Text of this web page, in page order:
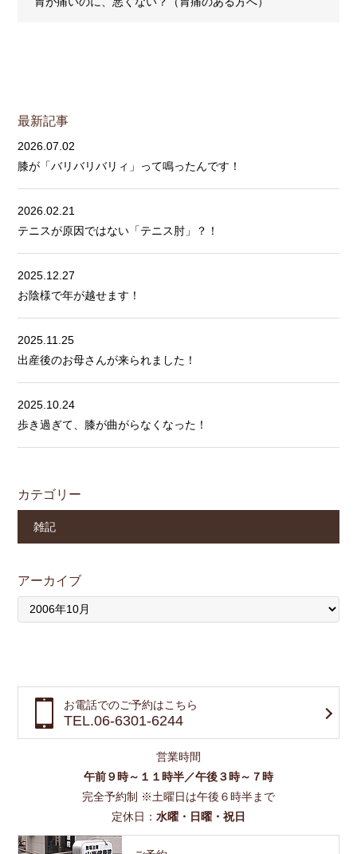
最新記事
2026.07.02
膝が「バリバリバリィ」って鳴ったんです！
2026.02.21
テニスが原因ではない「テニス肘」？！
2025.12.27
お陰様で年が越せます！
2025.11.25
出産後のお母さんが来られました！
2025.10.24
歩き過ぎて、膝が曲がらなくなった！
カテゴリー
雑記
アーカイブ
お電話でのご予約はこちら
TEL.06-6301-6244
営業時間
午前９時～１１時半／午後３時～７時
完全予約制 ※土曜日は午後６時半まで
定休日： 水曜・日曜・祝日